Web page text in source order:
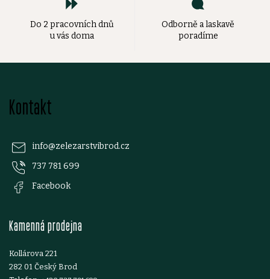
Do 2 pracovních dnů
u vás doma
Odborně a laskavě
poradíme
Kontakt
info@zelezarstvibrod.cz
737 781 699
Facebook
Kamenná prodejna
Kollárova 221
282 01 Český Brod